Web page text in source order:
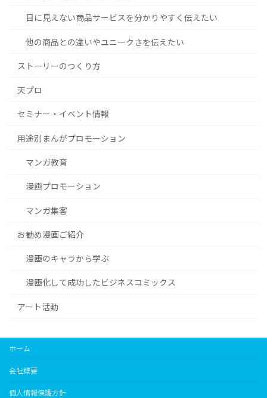
目に見えない商品サービスを分かりやすく伝えたい
他の商品との違いやユニークさを伝えたい
ストーリーのつくり方
天プロ
セミナー・イベント情報
用途別まんがプロモーション
マンガ教育
漫画プロモーション
マンガ集客
お勧め漫画ご紹介
漫画のキャラから学ぶ
漫画化して成功したビジネスコミックス
アート活動
ホーム
会社概要
個人情報保護方針